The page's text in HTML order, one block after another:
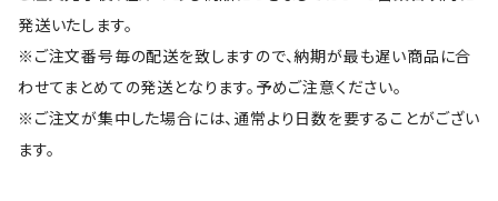
発送いたします。
※ご注文番号毎の配送を致しますので、納期が最も遅い商品に合
わせてまとめての発送となります。予めご注意ください。
※ご注文が集中した場合には、通常より日数を要することがござい
ます。